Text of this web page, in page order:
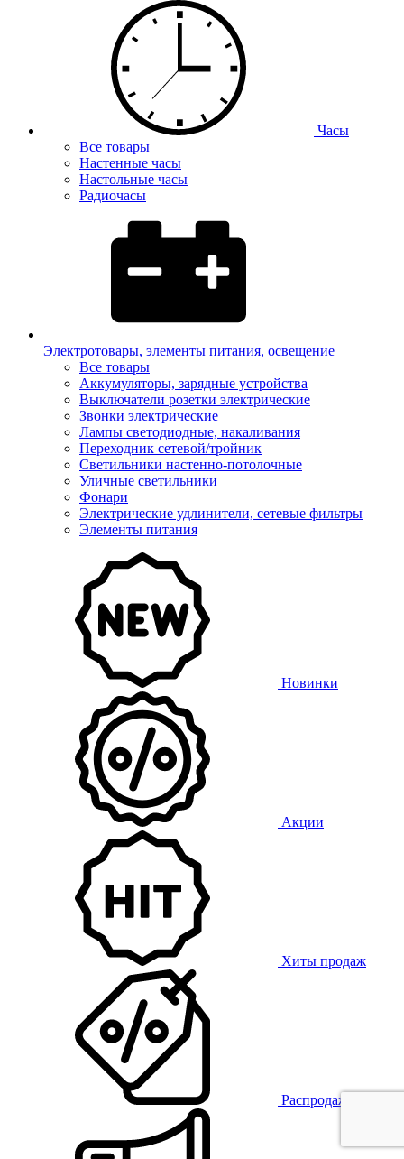
Часы
Все товары
Настенные часы
Настольные часы
Радиочасы
Электротовары, элементы питания, освещение
Все товары
Аккумуляторы, зарядные устройства
Выключатели розетки электрические
Звонки электрические
Лампы светодиодные, накаливания
Переходник сетевой/тройник
Светильники настенно-потолочные
Уличные светильники
Фонари
Электрические удлинители, сетевые фильтры
Элементы питания
Новинки
Акции
Хиты продаж
Распродажа